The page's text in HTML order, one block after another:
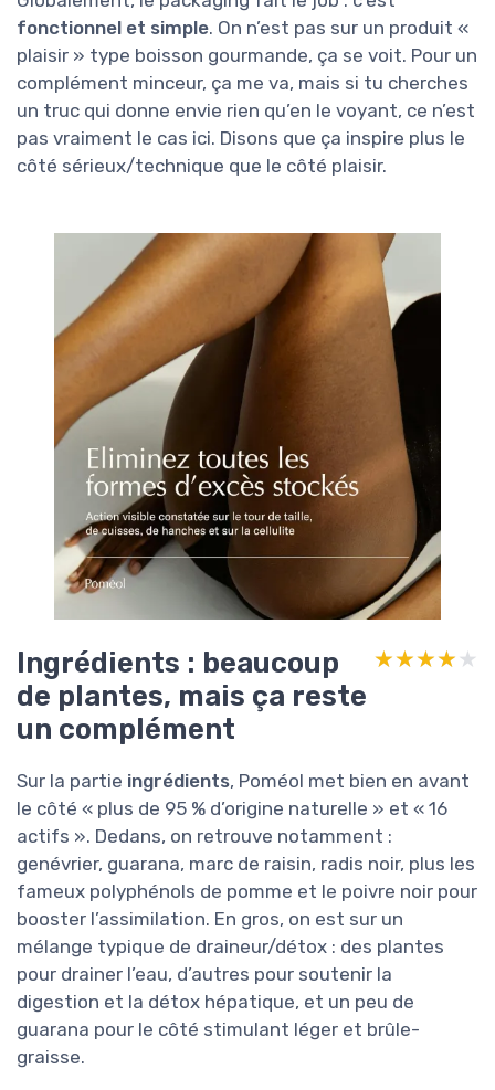
fonctionnel et simple. On n’est pas sur un produit «
plaisir » type boisson gourmande, ça se voit. Pour un
complément minceur, ça me va, mais si tu cherches
un truc qui donne envie rien qu’en le voyant, ce n’est
pas vraiment le cas ici. Disons que ça inspire plus le
côté sérieux/technique que le côté plaisir.
Ingrédients : beaucoup
de plantes, mais ça reste
un complément
★★★★★
★★★★★
Sur la partie ingrédients, Poméol met bien en avant
le côté « plus de 95 % d’origine naturelle » et « 16
actifs ». Dedans, on retrouve notamment :
genévrier, guarana, marc de raisin, radis noir, plus les
fameux polyphénols de pomme et le poivre noir pour
booster l’assimilation. En gros, on est sur un
mélange typique de draineur/détox : des plantes
pour drainer l’eau, d’autres pour soutenir la
digestion et la détox hépatique, et un peu de
guarana pour le côté stimulant léger et brûle-
graisse.